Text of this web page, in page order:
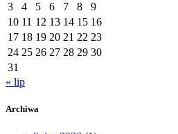
3
4 5 6 7 8
9
10 11 12 13 14 15 16
17 18 19 20 21 22 23
24 25 26 27 28 29 30
31
« lip
Archiwa